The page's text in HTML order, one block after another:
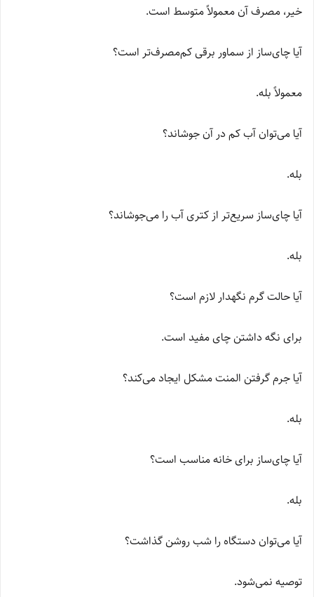
خیر، مصرف آن معمولاً متوسط است.
آیا چای‌ساز از سماور برقی کم‌مصرف‌تر است؟
معمولاً بله.
آیا می‌توان آب کم در آن جوشاند؟
بله.
آیا چای‌ساز سریع‌تر از کتری آب را می‌جوشاند؟
بله.
آیا حالت گرم نگهدار لازم است؟
برای نگه داشتن چای مفید است.
آیا جرم گرفتن المنت مشکل ایجاد می‌کند؟
بله.
آیا چای‌ساز برای خانه مناسب است؟
بله.
آیا می‌توان دستگاه را شب روشن گذاشت؟
توصیه نمی‌شود.